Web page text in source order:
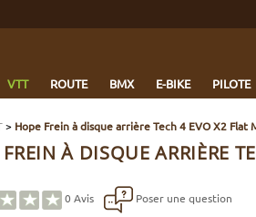
VTT ROUTE BMX E-BIKE PILOTE
> Hope Frein à disque arrière Tech 4 EVO X2
FREIN À DISQUE ARRIÈRE
0 Avis Poser une question